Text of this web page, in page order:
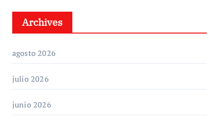
Archives
agosto 2026
julio 2026
junio 2026